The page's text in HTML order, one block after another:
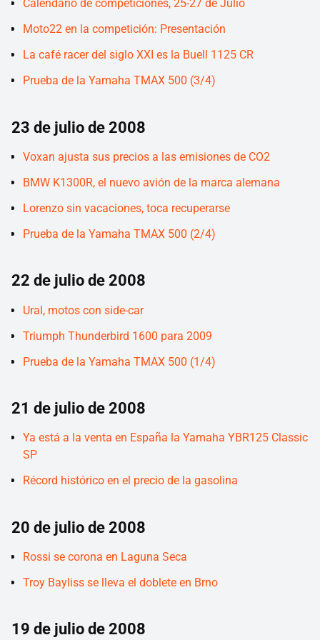
Calendario de competiciones, 25-27 de Julio
Moto22 en la competición: Presentación
La café racer del siglo XXI es la Buell 1125 CR
Prueba de la Yamaha TMAX 500 (3/4)
23 de julio de 2008
Voxan ajusta sus precios a las emisiones de CO2
BMW K1300R, el nuevo avión de la marca alemana
Lorenzo sin vacaciones, toca recuperarse
Prueba de la Yamaha TMAX 500 (2/4)
22 de julio de 2008
Ural, motos con side-car
Triumph Thunderbird 1600 para 2009
Prueba de la Yamaha TMAX 500 (1/4)
21 de julio de 2008
Ya está a la venta en España la Yamaha YBR125 Classic
SP
Récord histórico en el precio de la gasolina
20 de julio de 2008
Rossi se corona en Laguna Seca
Troy Bayliss se lleva el doblete en Brno
19 de julio de 2008